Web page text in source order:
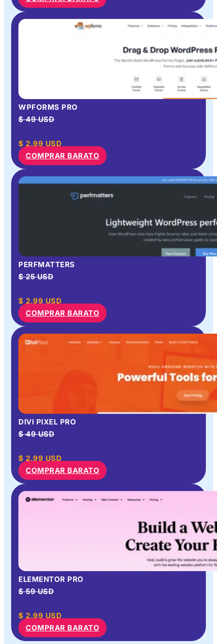
WPFORMS PRO
$ 49 USD
$ 2.99 USD
COMPRAR BARATO
PERFMATTERS
$ 25 USD
$ 2.99 USD
COMPRAR BARATO
DIVI PIXEL PRO
$ 49 USD
$ 2.99 USD
COMPRAR BARATO
ELEMENTOR PRO
$ 59 USD
$ 2.99 USD
COMPRAR BARATO